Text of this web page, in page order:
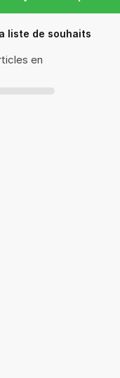
liste de souhaits
en